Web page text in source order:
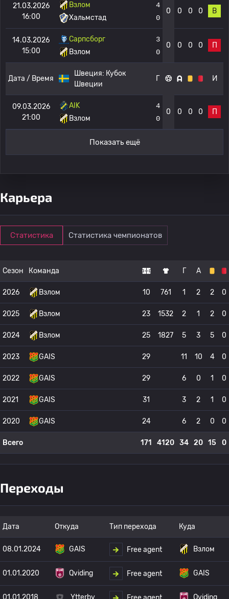
21.03.2026
16:00
Взлом
Хальмстад
4
0
0 0 0 0 В
14.03.2026
15:00
Сарпсборг
Взлом
3
0
0 0 0 0 П
Дата / Время
Швеция: Кубок
Швеции
Г И
09.03.2026
21:00
AIK
Взлом
4
0
0 0 0 0 П
Показать ещё
Карьера
Статистика Статистика чемпионатов
Сезон Команда Г А
2026 Взлом 10 761 1 2 2 0
2025 Взлом 23 1532 2 1 2 0
2024 Взлом 25 1827 5 3 5 0
2023 GAIS 29 11 10 4 0
2022 GAIS 29 6 0 1 0
2021 GAIS 31 3 2 1 0
2020 GAIS 24 6 2 0 0
Всего 171 4120 34 20 15 0
Переходы
Дата Откуда Тип перехода Куда
08.01.2024 GAIS Free agent Взлом
01.01.2020 Qviding Free agent GAIS
01.01.2018 Ytterby Qviding